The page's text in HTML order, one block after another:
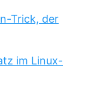
Trick, der
im Linux-